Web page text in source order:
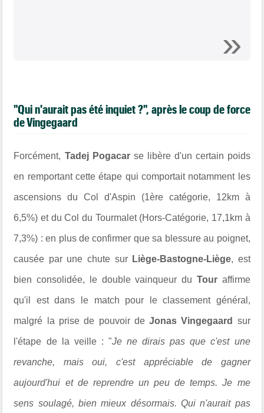
"Qui n'aurait pas été inquiet ?", après le coup de force
de Vingegaard
Forcément, Tadej Pogacar se libère d'un certain poids
en remportant cette étape qui comportait notamment les
ascensions du Col d'Aspin (1ère catégorie, 12km à
6,5%) et du Col du Tourmalet (Hors-Catégorie, 17,1km à
7,3%) : en plus de confirmer que sa blessure au poignet,
causée par une chute sur Liège-Bastogne-Liège, est
bien consolidée, le double vainqueur du Tour affirme
qu'il est dans le match pour le classement général,
malgré la prise de pouvoir deJonas Vingegaard sur
l'étape de la veille : "Je ne dirais pas que c'est une
revanche, mais oui, c'est appréciable de gagner
aujourd'hui et de reprendre un peu de temps. Je me
sens soulagé, bien mieux désormais. Qui n'aurait pas